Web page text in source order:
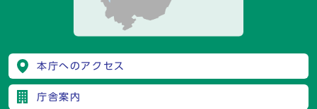
本庁へのアクセス
庁舎案内